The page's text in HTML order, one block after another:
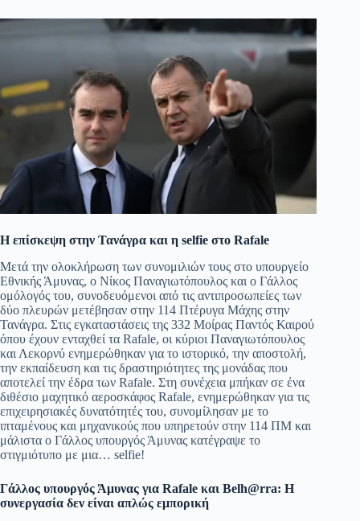
Η επίσκεψη στην Τανάγρα και η selfie στο Rafale
Μετά την ολοκλήρωση των συνομιλιών τους στο υπουργείο
Εθνικής Άμυνας, ο Νίκος Παναγιωτόπουλος και ο Γάλλος
ομόλογός του, συνοδευόμενοι από τις αντιπροσωπείες των
δύο πλευρών μετέβησαν στην 114 Πτέρυγα Μάχης στην
Τανάγρα. Στις εγκαταστάσεις της 332 Μοίρας Παντός Καιρού
όπου έχουν ενταχθεί τα Rafale, οι κύριοι Παναγιωτόπουλος
και Λεκορνύ ενημερώθηκαν για το ιστορικό, την αποστολή,
την εκπαίδευση και τις δραστηριότητες της μονάδας που
αποτελεί την έδρα των Rafale. Στη συνέχεια μπήκαν σε ένα
διθέσιο μαχητικό αεροσκάφος Rafale, ενημερώθηκαν για τις
επιχειρησιακές δυνατότητές του, συνομίλησαν με το
ιπταμένους και μηχανικούς που υπηρετούν στην 114 ΠΜ και
μάλιστα ο Γάλλος υπουργός Άμυνας κατέγραψε το
στιγμιότυπο με μια… selfie!
Γάλλος υπουργός Άμυνας για Rafale και Belh@rra: Η
συνεργασία δεν είναι απλώς εμπορική